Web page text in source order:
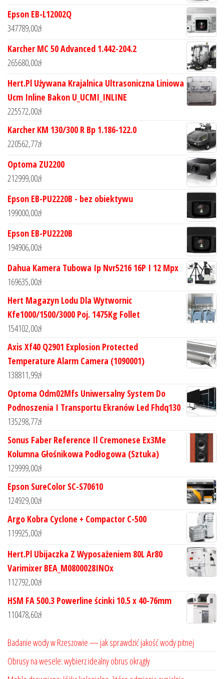
Epson EB-L12002Q
347789,00zł
Karcher MC 50 Advanced 1.442-204.2
265680,00zł
Hert.Pl Używana Krajalnica Ultrasoniczna Liniowa
Ucm Inline Bakon U_UCMI_INLINE
225572,00zł
Karcher KM 130/300 R Bp 1.186-122.0
220562,77zł
Optoma ZU2200
212999,00zł
Epson EB-PU2220B - bez obiektywu
199000,00zł
Epson EB-PU2220B
194906,00zł
Dahua Kamera Tubowa Ip Nvr5216 16P I 12 Mpx
169635,00zł
Hert Magazyn Lodu Dla Wytwornic
Kfe1000/1500/3000 Poj. 1475Kg Follet
154102,00zł
Axis Xf40 Q2901 Explosion Protected
Temperature Alarm Camera (1090001)
138811,99zł
Optoma Odm02Mfs Uniwersalny System Do
Podnoszenia I Transportu Ekranów Led Fhdq130
135298,77zł
Sonus Faber Reference Il Cremonese Ex3Me
Kolumna Głośnikowa Podłogowa (Sztuka)
129999,00zł
Epson SureColor SC-S70610
124929,00zł
Argo Kobra Cyclone + Compactor C-500
119925,00zł
Hert.Pl Ubijaczka Z Wyposażeniem 80L Ar80
Varimixer BEA_M0800028INOx
112792,00zł
HSM FA 500.3 Powerline ścinki 10.5 x 40-76mm
110478,60zł
Badanie wody w Rzeszowie — jak sprawdzić jakość wody pitnej
Obrusy na wesele: wybierz idealny obrus okrągły